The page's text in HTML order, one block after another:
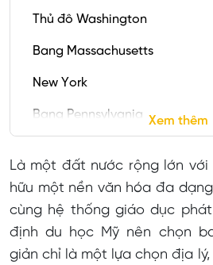
Thủ đô Washington
Bang Massachusetts
New York
Bang Pennsylvania
Bang Illinois
Bang Virginia
Bang Ohio
Xem thêm
Là một đất nước rộng lớn với
hữu một nền văn hóa đa
cùng hệ thống giáo dục
định du học Mỹ nên chọn
giản chỉ là một lựa chọn địa